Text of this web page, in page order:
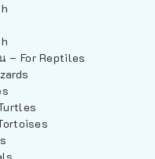
– For Reptiles